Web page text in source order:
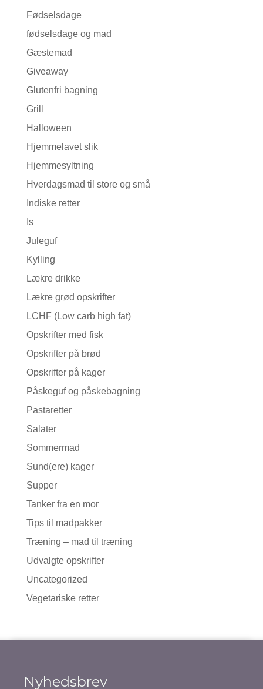
Fødselsdage
fødselsdage og mad
Gæstemad
Giveaway
Glutenfri bagning
Grill
Halloween
Hjemmelavet slik
Hjemmesyltning
Hverdagsmad til store og små
Indiske retter
Is
Juleguf
Kylling
Lækre drikke
Lækre grød opskrifter
LCHF (Low carb high fat)
Opskrifter med fisk
Opskrifter på brød
Opskrifter på kager
Påskeguf og påskebagning
Pastaretter
Salater
Sommermad
Sund(ere) kager
Supper
Tanker fra en mor
Tips til madpakker
Træning – mad til træning
Udvalgte opskrifter
Uncategorized
Vegetariske retter
Nyhedsbrev